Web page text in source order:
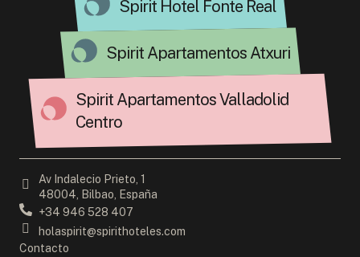
Spirit Hotel Fonte Real
Spirit Apartamentos Atxuri
Spirit Apartamentos Valladolid
Centro
Av Indalecio Prieto, 1
48004, Bilbao, España
+34 946 528 407
holaspirit@spirithoteles.com
Contacto